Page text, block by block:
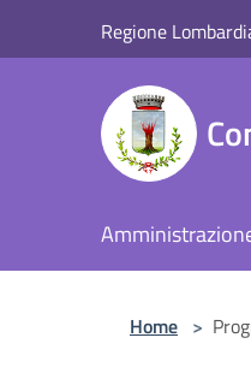
Regione
Home >